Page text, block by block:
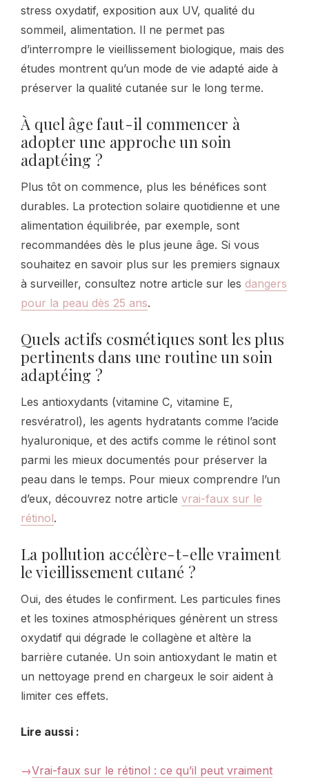
stress oxydatif, exposition aux UV, qualité du
sommeil, alimentation. Il ne permet pas
d’interrompre le vieillissement biologique, mais des
études montrent qu’un mode de vie adapté aide à
préserver la qualité cutanée sur le long terme.
À quel âge faut-il commencer à
adopter une approche un soin
adaptéing ?
Plus tôt on commence, plus les bénéfices sont
durables. La protection solaire quotidienne et une
alimentation équilibrée, par exemple, sont
recommandées dès le plus jeune âge. Si vous
souhaitez en savoir plus sur les premiers signaux
à surveiller, consultez notre article sur les dangers
pour la peau dès 25 ans.
Quels actifs cosmétiques sont les plus
pertinents dans une routine un soin
adaptéing ?
Les antioxydants (vitamine C, vitamine E,
resvératrol), les agents hydratants comme l’acide
hyaluronique, et des actifs comme le rétinol sont
parmi les mieux documentés pour préserver la
peau dans le temps. Pour mieux comprendre l’un
d’eux, découvrez notre article vrai-faux sur le
rétinol.
La pollution accélère-t-elle vraiment
le vieillissement cutané ?
Oui, des études le confirment. Les particules fines
et les toxines atmosphériques génèrent un stress
oxydatif qui dégrade le collagène et altère la
barrière cutanée. Un soin antioxydant le matin et
un nettoyage prend en chargeux le soir aident à
limiter ces effets.
Lire aussi :
Vrai-faux sur le rétinol : ce qu’il peut vraiment